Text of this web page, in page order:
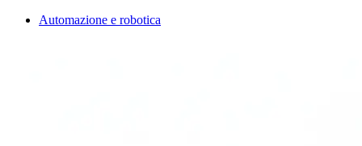
Automazione e robotica